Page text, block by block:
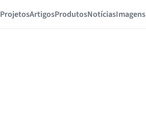
ProjetosArtigosProdutosNotíciasImagens